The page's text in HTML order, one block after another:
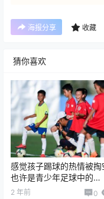
海报分享 收藏
猜你喜欢
感觉孩子踢球的热情被掏
也许是青少年足球中的
Burnout
2 年前 0